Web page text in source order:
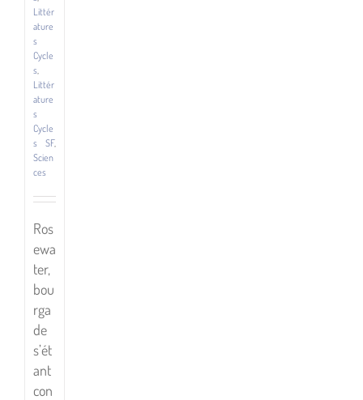
Littér
ature
s
Cycle
s,
Littér
ature
s
Cycle
s SF,
Scien
ces
Ros
ewa
ter,
bou
rga
de
s’ét
ant
con